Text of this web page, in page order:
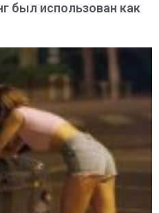
был использован как